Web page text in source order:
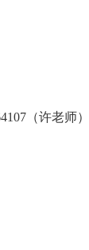
（许老师